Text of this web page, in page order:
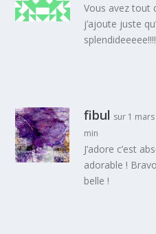
Vous avez tout
j’ajoute juste
splendideeeee!!!!
fibul sur 1
min
J’adore c’est
adorable !
belle !